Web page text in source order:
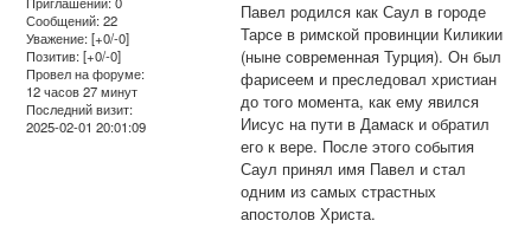
Сообщений:22
Уважение: [+0/-0]
Позитив: [+0/-0]
Провел на форуме:
12 часов 27 минут
Последний визит:
2025-02-01 20:01:09
Павел родился как Саул в городе
Тарсе в римской провинции Киликии
(ныне современная Турция). Он был
фарисеем и преследовал христиан
до того момента, как ему явился
Иисус на пути в Дамаск и обратил
его к вере. После этого события
Саул принял имя Павел и стал
одним из самых страстных
апостолов Христа.